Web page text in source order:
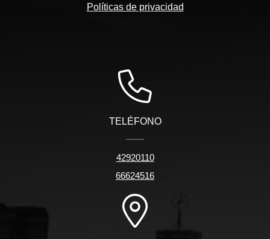
Políticas de privacidad
TELÉFONO
42920110
66624516